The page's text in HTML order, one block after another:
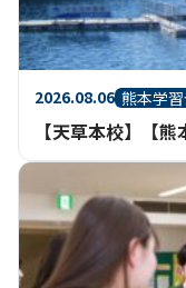
2026.08.06 熊本学
【天草本校】【